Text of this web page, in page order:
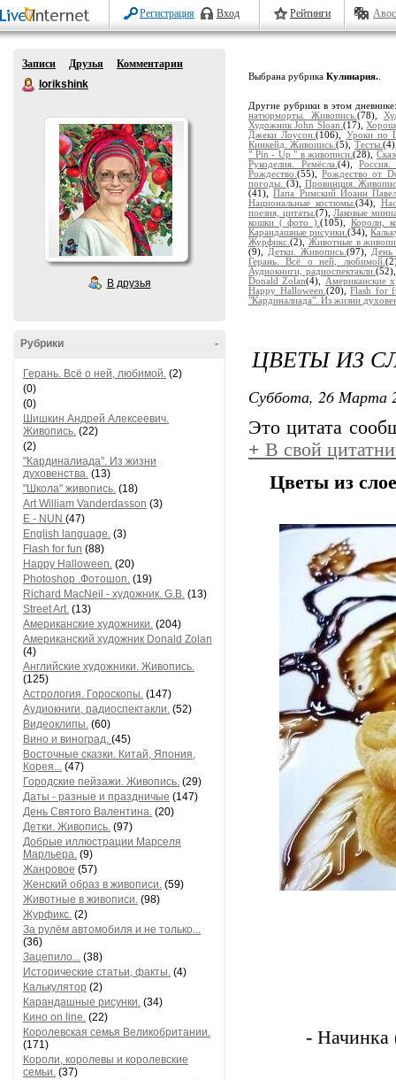
Регистрация Вход Рейтинги
Записи Друзья
Комментарии
lorikshink
В друзья
-
Рубрики
Герань. Всё о ней, любимой. (2)
(0)
(0)
Шишкин Андрей Алексеевич.
Живопись. (22)
(2)
"Кардиналиада". Из жизни
духовенства. (13)
"Школа" живопись. (18)
Art William Vanderdasson (3)
E - NUN (47)
English language. (3)
Flash for fun (88)
Happy Halloween. (20)
Photoshop .Фотошоп. (19)
Richard MacNeil - художник. G.B. (13)
Street Art. (13)
Американские художники. (204)
Американский художник Donald Zolan
(4)
Английские художники. Живопись.
(125)
Астрология. Гороскопы. (147)
Аудиокниги, радиоспектакли. (52)
Видеоклипы. (60)
Вино и виноград. (45)
Восточные сказки. Китай, Япония,
Корея... (47)
Городские пейзажи. Живопись. (29)
Даты - разные и праздничые (147)
День Святого Валентина. (20)
Детки. Живопись. (97)
Добрые иллюстрации Марселя
Марльера. (9)
Жанровое (57)
Женский образ в живописи. (59)
Животные в живописи. (98)
Журфикс. (2)
За рулём автомобиля и не только...
(36)
Зацепило... (38)
Исторические статьи, факты. (4)
Калькулятор (2)
Карандашные рисунки. (34)
Кино on line. (22)
Королевская семья Великобритании.
(171)
Короли, королевы и королевские
семьи. (37)
Выбрана рубрика Кулинария.
Другие рубрики в этом
натюрморты. Живопись. (78),
Художник John Sloan. (17),
Джеки Лоусон.(106), Уроки по
Кинкейд. Живопись.(5), Тесты.
" Pin - Up " в живописи.(28),
Рукоделия. Ремёсла. (4),
Рождество. (55),Рождество от
погоды. (3), Провинция.
(41),Папа Римский Йоанн
Национальные костюмы. (34),
поезия, цитаты. (7), Лаковые
кошки ( фото ).(105), Короли,
Карандашные рисунки.(34),
Журфикс. (2), Животные в
(9), Детки. Живопись. (97), День
Герань. Всё о ней, любимой.
Аудиокниги, радиоспектакли.
Donald Zolan(4),
Американские
Happy Halloween. (20),Flash for
"Кардиналиада". Из жизни
ЦВЕТЫ ИЗ
Суббота, 26 Марта
Это цитата
+ В свой
Цветы из
- Начинка